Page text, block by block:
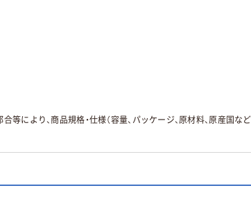
により、商品規格・仕様（容量、パッケージ、原材料、原